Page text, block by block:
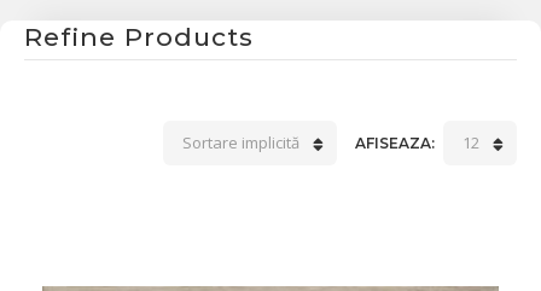
Refine Products
AFISEAZA: 12
Sortare implicită